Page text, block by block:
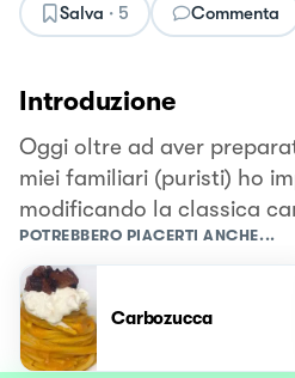
Salva · 5 Commenta
Introduzione
Oggi oltre ad aver
miei familiari (puristi) ho
modificando la classica
POTREBBERO PIACERTI ANCHE...
Carbozucca